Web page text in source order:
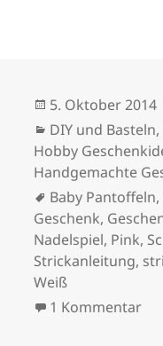
Veröffentlicht
am
5. Oktober 2014
Kategorien
DIY und Basteln,
Hobby
Handgemachte
Schlagwörter
Baby Pantoffeln,
Geschenk,
Nadelspiel, Pink,
Strickanleitung,
Weiß
1 Kommentarzu